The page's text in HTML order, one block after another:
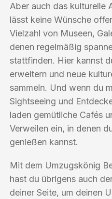
Aber auch das kulturelle
lässt keine Wünsche
Vielzahl von Museen,
denen regelmäßig
stattfinden. Hier kannst
erweitern und neue
sammeln. Und wenn du
Sightseeing und
laden gemütliche Cafés
Verweilen ein, in denen
genießen kannst.
Mit dem Umzugskönig
hast du übrigens auch
deiner Seite, um deinen